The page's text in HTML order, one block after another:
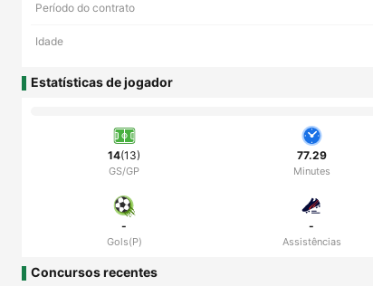
Período do contrato
Idade
Estatísticas de jogador
14(13)
GS/GP
77.29
Minutes
-
Gols(P)
-
Assistências
Concursos recentes